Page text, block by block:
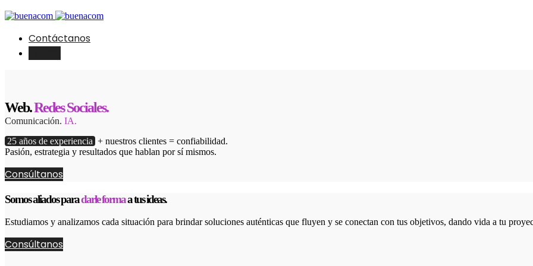
Contáctanos
Web.Redes Sociales.
Comunicación. IA.
25 años de experiencia + nuestros clientes = confiabilidad.
Pasión, estrategia y resultados que hablan por sí mismos.
Consúltanos
Somos aliados paradarle formaa tus ideas.
Estudiamos y analizamos cada situación para brindar soluciones auténticas que fluyen y se conectan con tus objetivos, dando vida a tu
Consúltanos